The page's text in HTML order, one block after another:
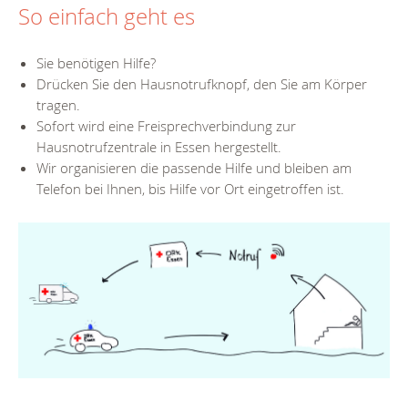
So einfach geht es
Sie benötigen Hilfe?
Drücken Sie den Hausnotrufknopf, den Sie am Körper
tragen.
Sofort wird eine Freisprechverbindung zur
Hausnotrufzentrale in Essen hergestellt.
Wir organisieren die passende Hilfe und bleiben am
Telefon bei Ihnen, bis Hilfe vor Ort eingetroffen ist.